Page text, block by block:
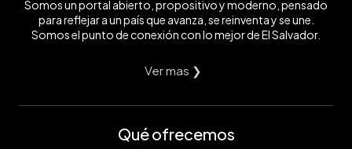
Somos un portal abierto, propositivo y moderno, pensado
para reflejar a un país que avanza, se reinventa y se une.
Somos el punto de conexión con lo mejor de El Salvador.
Ver mas ❯
Qué ofrecemos